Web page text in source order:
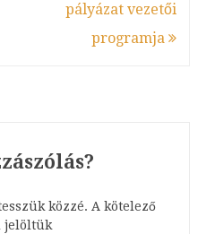
pályázat vezetői
programja
közzé. A kötelező
jelöltük